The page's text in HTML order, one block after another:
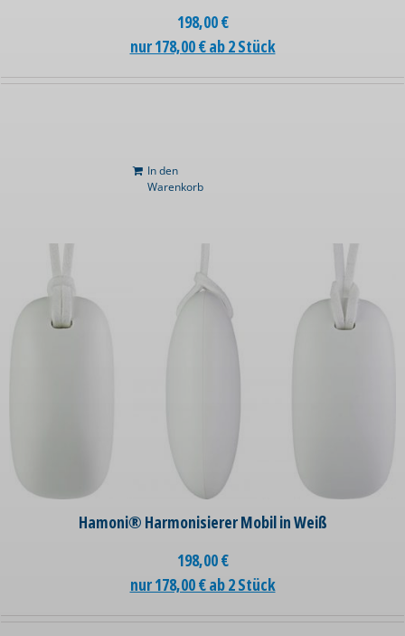
198,00€
nur 178,00 € ab 2 Stück
In den
Warenkorb
Hamoni® Harmonisierer Mobil in Weiß
198,00€
nur 178,00 € ab 2 Stück